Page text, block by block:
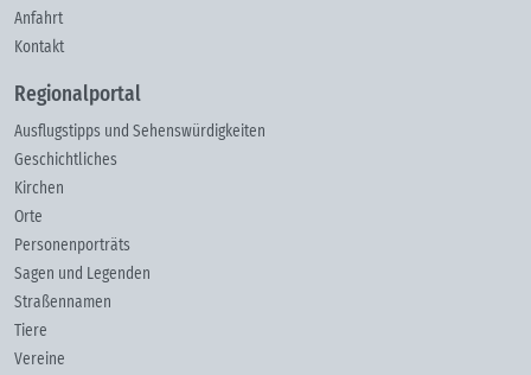
Anfahrt
Kontakt
Regionalportal
Ausflugstipps und Sehenswürdigkeiten
Geschichtliches
Kirchen
Orte
Personenporträts
Sagen und Legenden
Straßennamen
Tiere
Vereine